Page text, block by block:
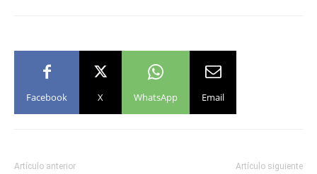
Facebook X WhatsApp Email
Artículo anterior Artículo siguiente